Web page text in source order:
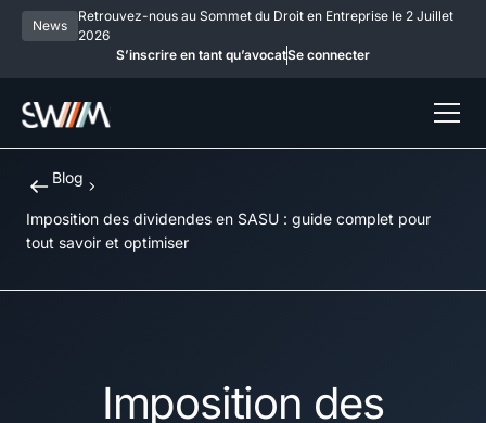
News
Retrouvez-nous au Sommet du Droit en Entreprise le 2 Juillet
2026
S’inscrire en tant qu’avocatSe connecter
Blog
Imposition des dividendes en SASU : guide complet pour
tout savoir et optimiser
Imposition des